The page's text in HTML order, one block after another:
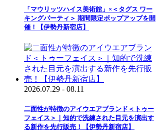
「マウリッツハイス美術館」×＜タグス ワー
キングパーティ＞ 期間限定ポップアップを開
催！【伊勢丹新宿店】
2026.07.29 - 08.11
二面性が特徴のアイウエアブランド＜トゥー
フェイス＞｜知的で洗練された目元を演出す
る新作を先行販売！【伊勢丹新宿店】